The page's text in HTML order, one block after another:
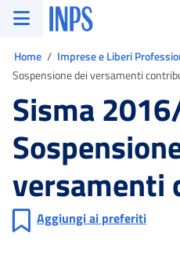
Vai al menu principale
Vai al contenuto principale
Vai al pie' di pagina
INPS ()
Home Imprese e Liberi
Sospensione dei versamenti
Sisma
versamenti
Aggiungi ai preferiti